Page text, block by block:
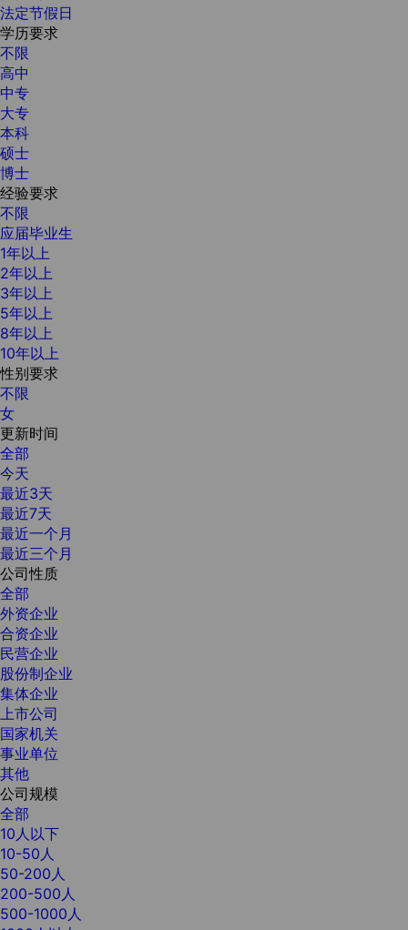
法定节假日
学历要求
不限
高中
中专
大专
本科
硕士
博士
经验要求
不限
应届毕业生
1年以上
2年以上
3年以上
5年以上
8年以上
10年以上
性别要求
不限
女
更新时间
全部
今天
最近3天
最近7天
最近一个月
最近三个月
公司性质
全部
外资企业
合资企业
民营企业
股份制企业
集体企业
上市公司
国家机关
事业单位
其他
公司规模
全部
10人以下
10-50人
50-200人
200-500人
500-1000人